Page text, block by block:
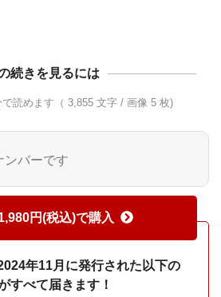
続きを見るには
読めます（ 3,855 文字 / 画像 5 枚)
ンバーです
円(税込)で購入
年11月に発行された以下の
すべて届きます！